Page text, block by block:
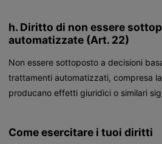
h. Diritto di non essere
automatizzate (Art. 22)
Non essere sottoposto a decisioni
trattamenti automatizzati, compresa
producano effetti giuridici o similari
Come esercitare i tuoi diritti